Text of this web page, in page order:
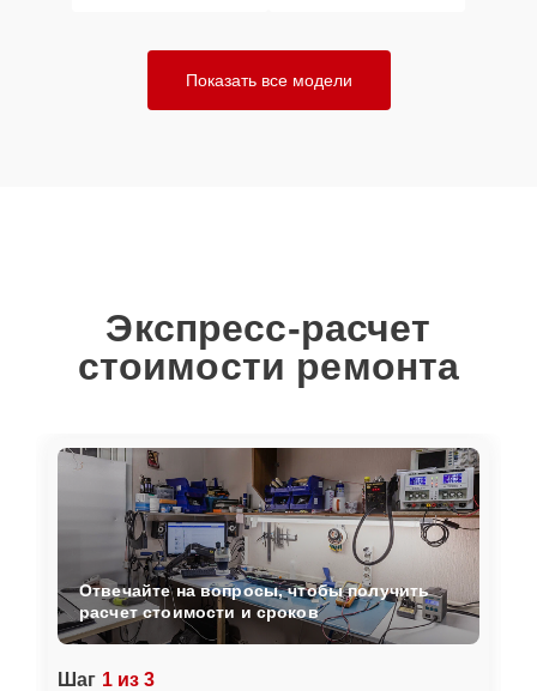
Показать все модели
Экспресс-расчет
стоимости ремонта
Шаг 1 из 3
Отвечайте на вопросы, чтобы получить
расчет стоимости и сроков